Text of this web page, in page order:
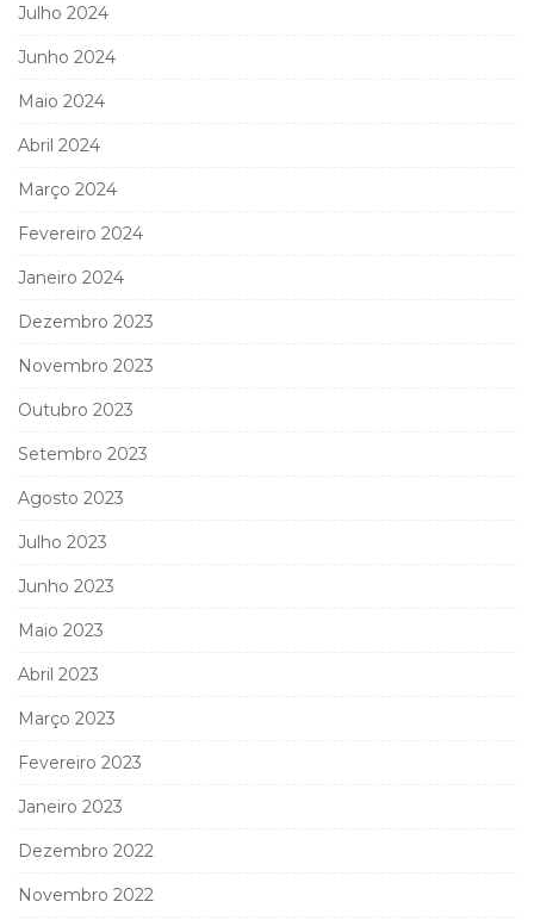
Julho 2024
Junho 2024
Maio 2024
Abril 2024
Março 2024
Fevereiro 2024
Janeiro 2024
Dezembro 2023
Novembro 2023
Outubro 2023
Setembro 2023
Agosto 2023
Julho 2023
Junho 2023
Maio 2023
Abril 2023
Março 2023
Fevereiro 2023
Janeiro 2023
Dezembro 2022
Novembro 2022